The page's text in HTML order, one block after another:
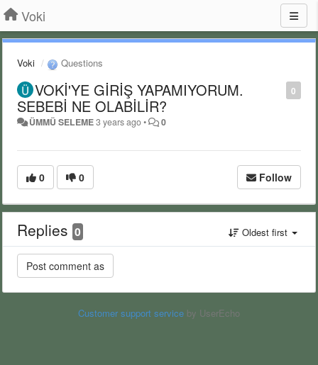
Voki
Voki Questions
0
VOKİ'YE GİRİŞ YAPAMIYORUM.
SEBEBİ NE OLABİLİR?
ÜMMÜ SELEME3 years ago• 0
0 0 Follow
Replies 0 Oldest first
Customer support service by UserEcho